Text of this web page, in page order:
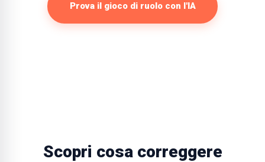
Prova il gioco di ruolo con l'IA
Scopri cosa correggere